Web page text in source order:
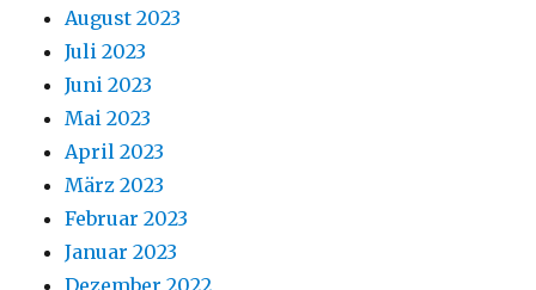
August 2023
Juli 2023
Juni 2023
Mai 2023
April 2023
März 2023
Februar 2023
Januar 2023
Dezember 2022